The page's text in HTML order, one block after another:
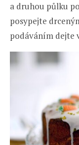
a druhou půlku
posypejte
podáváním dejte